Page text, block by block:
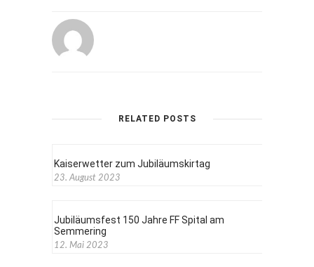
RELATED POSTS
Kaiserwetter zum Jubiläumskirtag
23. August 2023
Jubiläumsfest 150 Jahre FF Spital am
Semmering
12. Mai 2023